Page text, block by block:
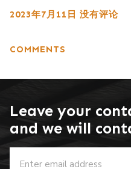
2023年7月11日 没有评论
COMMENTS
Leave your
and we will